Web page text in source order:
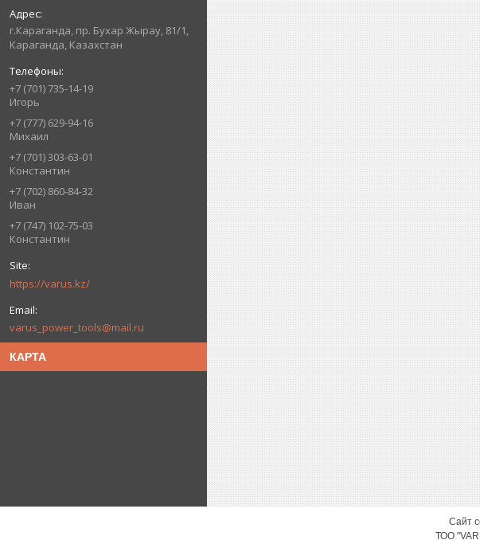
г.Караганда, пр. Бухар Жырау, 81/1,
Караганда, Казахстан
+7 (701) 735-14-19
Игорь
+7 (777) 629-94-16
Михаил
+7 (701) 303-63-01
Константин
+7 (702) 860-84-32
Иван
+7 (747) 102-75-03
Константин
https://varus.kz/
varus_power_tools@mail.ru
КАРТА
Сайт